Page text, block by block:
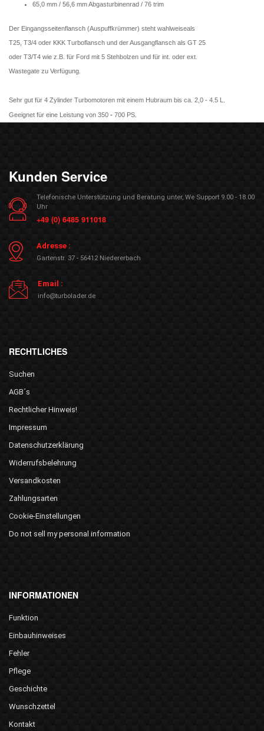
65,0 mm / 56,6 mm Abgasturbinenrad / 76 trim
Der Eingangsseitenflansch (Auspuffkrümmer) steht wahlweiseals
T25, T3/4 oder KKK Turboflansch und der Ausgangflansch als GT 25
oder T3/T4 wie z.B. für Ford mit 5 Stehbolzen und für int. oder ext.
Wastegate zu Verfügung.
Sehr gut für 4 Zylinder Turbomotoren mit einem Hubraum bis ca. 2,0 - 4.5 L.
Geeignet für eine Leistung von 350 - 700 PS.
Kunden Service
Telefonische Unterstützung und Beratung unter, We Support 9.00 - 18.00
Uhr
+49 (0) 6485 911018
Adresse :
Gartenstr. 37 - 56412 Niedererbach
Email :
info@turbolader.de
RECHTLICHES
Suchen
AGB´s
Rechtlicher Hinweis!
Impressum
Datenschutzerklärung
Widerrufsbelehrung
Versandkosten
Zahlungsarten
Cookie-Einstellungen
Do not sell my personal information
INFORMATIONEN
Funktion
Einbauhinweises
Fehler
Pflege
Geschichte
Wunschzettel
Kontakt